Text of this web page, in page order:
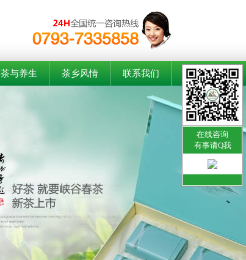
茶与养生 茶乡风情 联系我们
在线咨询
有事请Q我